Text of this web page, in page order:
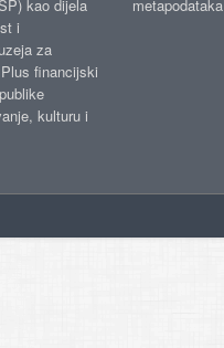
kao dijela
i
za
financijski
kulturu i